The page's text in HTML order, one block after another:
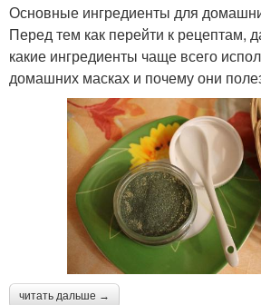
Основные ингредиенты для
Перед тем как перейти к рецептам,
какие ингредиенты чаще всего
домашних масках и почему они
читать дальше →